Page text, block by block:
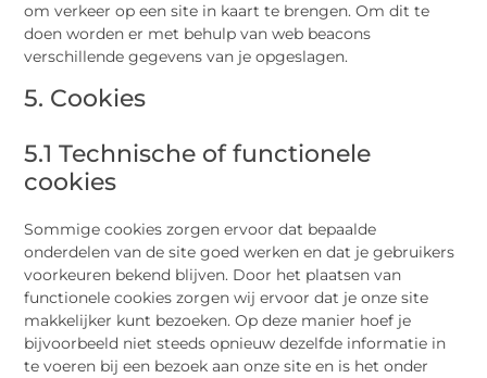
om verkeer op een site in kaart te brengen. Om dit te
doen worden er met behulp van web beacons
verschillende gegevens van je opgeslagen.
5. Cookies
5.1 Technische of functionele
cookies
Sommige cookies zorgen ervoor dat bepaalde
onderdelen van de site goed werken en dat je gebruikers
voorkeuren bekend blijven. Door het plaatsen van
functionele cookies zorgen wij ervoor dat je onze site
makkelijker kunt bezoeken. Op deze manier hoef je
bijvoorbeeld niet steeds opnieuw dezelfde informatie in
te voeren bij een bezoek aan onze site en is het onder